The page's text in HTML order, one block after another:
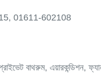
01611-602108
বাথরুম,